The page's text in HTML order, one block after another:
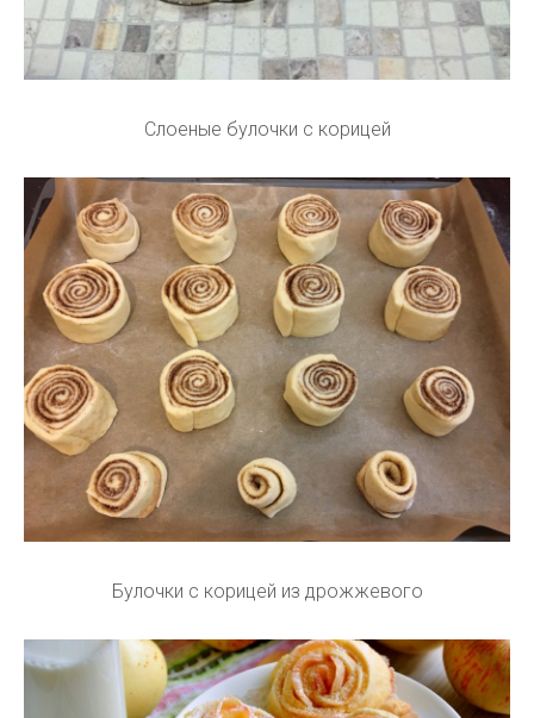
Слоеные булочки с корицей
Булочки с корицей из дрожжевого